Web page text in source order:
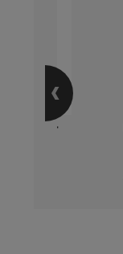
ァイバー